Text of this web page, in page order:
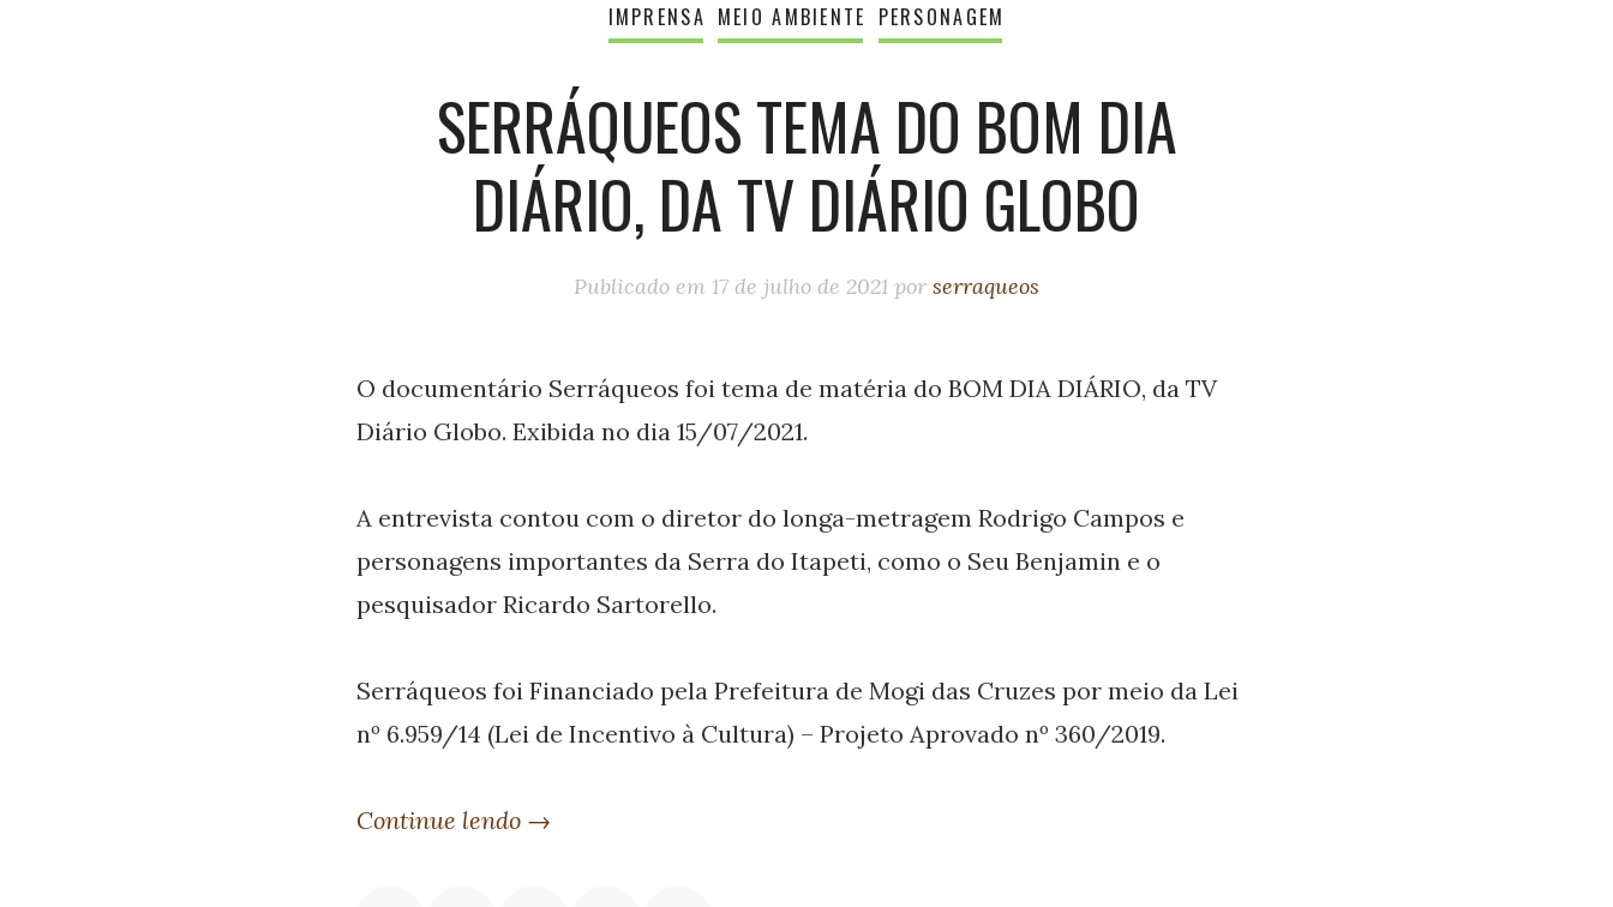
IMPRENSA MEIO AMBIENTE PERSONAGEM
SERRÁQUEOS TEMA DO BOM DIA
DIÁRIO, DA TV DIÁRIO GLOBO
Publicado em 17 de julho de 2021 por serraqueos
O documentário Serráqueos foi tema de matéria do BOM DIA DIÁRIO, da TV
Diário Globo. Exibida no dia 15/07/2021.
A entrevista contou com o diretor do longa-metragem Rodrigo Campos e
personagens importantes da Serra do Itapeti, como o Seu Benjamin e o
pesquisador Ricardo Sartorello.
Serráqueos foi Financiado pela Prefeitura de Mogi das Cruzes por meio da Lei
nº 6.959/14 (Lei de Incentivo à Cultura) – Projeto Aprovado nº 360/2019.
Continue lendo →